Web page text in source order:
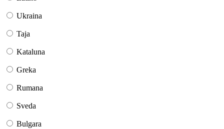
Ukraina
Taja
Kataluna
Greka
Rumana
Sveda
Bulgara